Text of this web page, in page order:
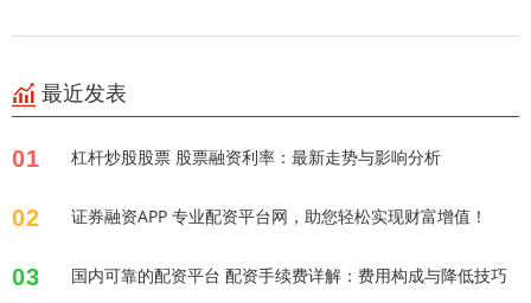
最近发表
01 杠杆炒股股票 股票融资利率：最新走势与影响分析
02 证券融资APP 专业配资平台网，助您轻松实现财富增值！
03 国内可靠的配资平台 配资手续费详解：费用构成与降低技巧